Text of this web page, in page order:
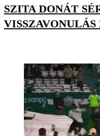
SZITA DONÁT